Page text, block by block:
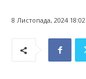
8 Листопада, 2024 18:02